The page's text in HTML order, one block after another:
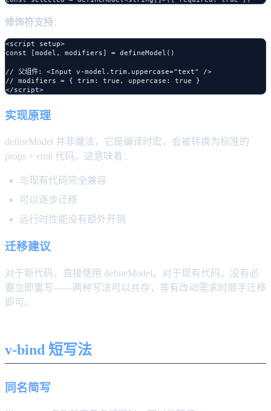
修饰符支持：
<script setup>
const [model, modifiers] = defineModel()
// 父组件: <Input v-model.trim.uppercase="text" />
// modifiers = { trim: true, uppercase: true }
实现原理
defineModel 并非魔法，它是编译时宏，会被转换为标准的
props + emit 代码。这意味着：
与现有代码完全兼容
可以逐步迁移
运行时性能没有额外开销
迁移建议
对于新代码，直接使用 defineModel。对于现有代码，没有必
要立即重写——两种写法可以共存，等有改动需求时顺手迁移
即可。
v-bind 短写法
同名简写